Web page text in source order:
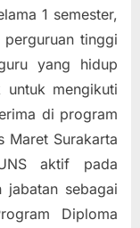
1 semester,
tinggi
yang hidup
untuk mengikuti
di program
Maret Surakarta
aktif pada
jabatan sebagai
Diploma